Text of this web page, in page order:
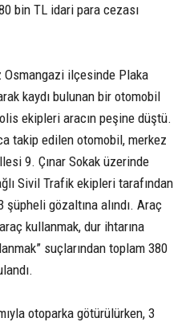
bin TL idari para cezası
Osmangazi ilçesinde Plaka
kaydı bulunan bir otomobil
ekipleri aracın peşine düştü.
takip edilen otomobil, merkez
9. Çınar Sokak üzerinde
Sivil Trafik ekipleri tarafından
gözaltına alındı. Araç
kullanmak, dur ihtarına
suçlarından toplam 380
otoparka götürülürken, 3